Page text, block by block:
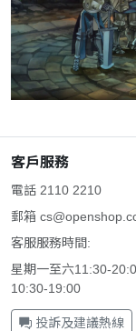
客戶服務
電話 2110 2210
郵箱
客服服務時間:
星期一至六11:30-
10:30-19:00
投訴及建議熱線